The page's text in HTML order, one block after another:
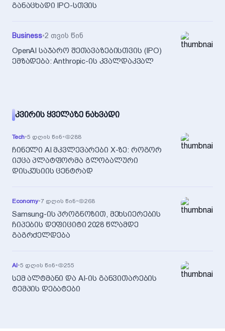
განაცხადი IPO-სთვის
Business•2 თვის წინ
OpenAI საჯარო შეთავაზებისთვის (IPO)
ემზადება: Anthropic-ის კვალდაკვალ
ᲙᲕᲘᲠᲘᲡ ᲧᲕᲔᲚᲐᲖᲔ ᲜᲐᲮᲕᲐᲓᲘ
Tech•5 დღის წინ• 288
ჩინელი AI მკვლევარები X-ზე: როგორ
იქცა პლატფორმა გლობალური
დისკუსიის ცენტრად
Economy•7 დღის წინ• 268
Samsung-ის პროგნოზით, მეხსიერების
ჩიპების დეფიციტი 2028 წლამდე
გაგრძელდება
AI•5 დღის წინ• 255
სემ ალტმანი და AI-ის განვითარების
ტემპის დებატები